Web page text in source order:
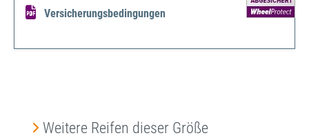
Versicherungsbedingungen
Produktgalerie überspringen
Weitere Reifen dieser Größe